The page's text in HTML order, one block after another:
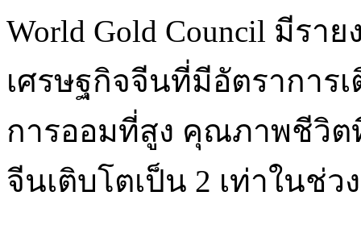
World Gold Council มีรา
เศรษฐกิจจีนที่มีอัตราการ
การออมที่สูง คุณภาพชีวิ
จีนเติบโตเป็น 2 เท่าในช่